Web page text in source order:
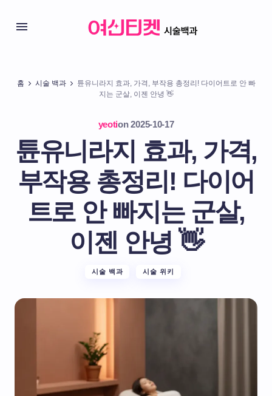
홈 시술 백과
튠유니라지 효과, 가격, 부작용 총정리! 다이어트로 안 빠
지는 군살, 이젠 안녕 👋
yeotion 2025-10-17
튠유니라지 효과, 가격,
부작용 총정리! 다이어
트로 안 빠지는 군살,
이젠 안녕 👋
시술 백과 시술 위키